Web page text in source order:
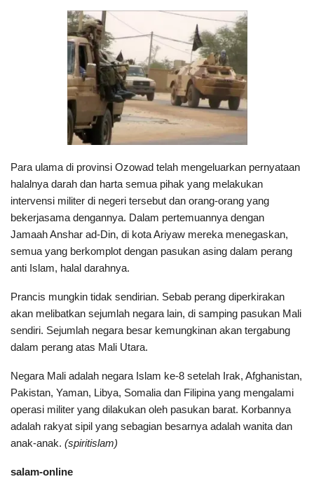
Para ulama di provinsi Ozowad telah mengeluarkan pernyataan
halalnya darah dan harta semua pihak yang melakukan
intervensi militer di negeri tersebut dan orang-orang yang
bekerjasama dengannya. Dalam pertemuannya dengan
Jamaah Anshar ad-Din, di kota Ariyaw mereka menegaskan,
semua yang berkomplot dengan pasukan asing dalam perang
anti Islam, halal darahnya.
Prancis mungkin tidak sendirian. Sebab perang diperkirakan
akan melibatkan sejumlah negara lain, di samping pasukan Mali
sendiri. Sejumlah negara besar kemungkinan akan tergabung
dalam perang atas Mali Utara.
Negara Mali adalah negara Islam ke-8 setelah Irak, Afghanistan,
Pakistan, Yaman, Libya, Somalia dan Filipina yang mengalami
operasi militer yang dilakukan oleh pasukan barat. Korbannya
adalah rakyat sipil yang sebagian besarnya adalah wanita dan
anak-anak. (spiritislam)
salam-online